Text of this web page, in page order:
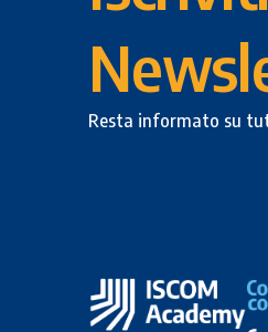
Resta informato su